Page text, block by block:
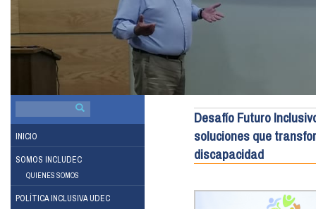
BUSCAR
INICIO
SOMOS INCLUDEC
QUIENES SOMOS
POLÍTICA INCLUSIVA UDEC
Desafío Futuro
soluciones que
discapacidad